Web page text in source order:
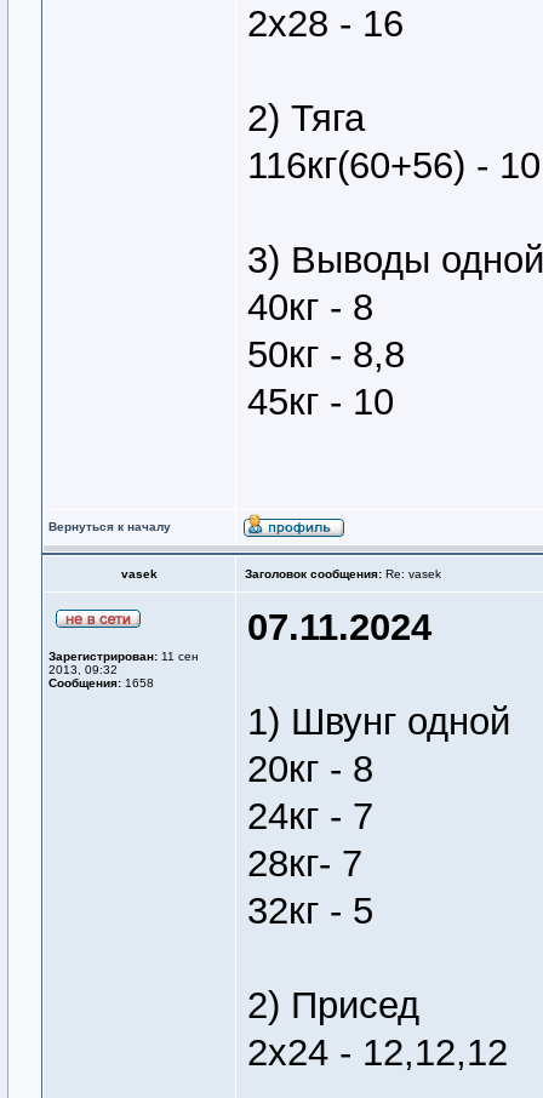
2х28 - 16
2) Тяга
116кг(60+56) -
3) Выводы одной
40кг - 8
50кг - 8,8
45кг - 10
Вернуться к началу
vasek Заголовок сообщения: Re: vasek
Зарегистрирован: 11 сен
2013, 09:32
Сообщения: 1658
07.11.2024
1) Швунг одной
20кг - 8
24кг - 7
28кг- 7
32кг - 5
2) Присед
2х24 - 12,12,12